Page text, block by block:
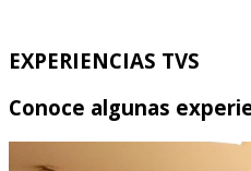
EXPERIENCIAS TVS
Conoce algunas